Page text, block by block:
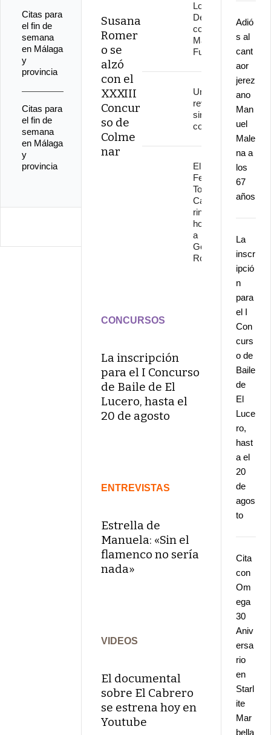
Susana
Romer
o se
alzó
con el
XXXIII
Concur
so de
Colme
nar
Los
Delinqüentes
conquistan
Marenostrum
Fuengirola
Una
revolución
sin
continuidad
El
Festival
Torre del
Cante
rinde
homenaje
a
Gonzalo
Rojo
CONCURSOS
La inscripción
para el I Concurso
de Baile de El
Lucero, hasta el
20 de agosto
ENTREVISTAS
Estrella de
Manuela: «Sin el
flamenco no sería
nada»
VIDEOS
El documental
sobre El Cabrero
se estrena hoy en
Youtube
Adió
s al
cant
aor
jerez
ano
Man
uel
Male
na a
los
67
años
La
inscr
ipció
n
para
el I
Con
curs
o de
Baile
de
El
Luce
ro,
hast
a el
20
de
agos
to
Cita
con
Om
ega
30
Aniv
ersa
rio
en
Starl
ite
Mar
bella
Citas para
el fin de
semana
en Málaga
y
provincia
Citas para
el fin de
semana
en Málaga
y
provincia